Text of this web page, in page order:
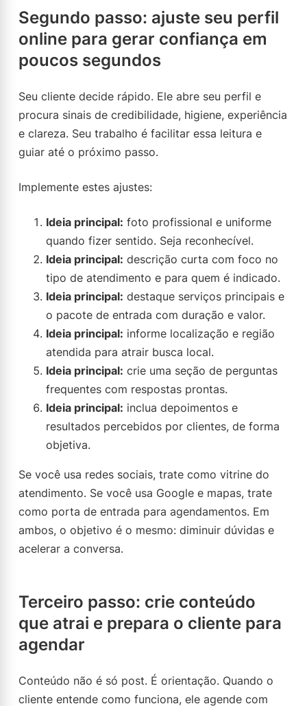
Segundo passo: ajuste seu perfil
online para gerar confiança em
poucos segundos
Seu cliente decide rápido. Ele abre seu perfil e
procura sinais de credibilidade, higiene, experiência
e clareza. Seu trabalho é facilitar essa leitura e
guiar até o próximo passo.
Implemente estes ajustes:
Ideia principal: foto profissional e uniforme
quando fizer sentido. Seja reconhecível.
Ideia principal: descrição curta com foco no
tipo de atendimento e para quem é indicado.
Ideia principal: destaque serviços principais e
o pacote de entrada com duração e valor.
Ideia principal: informe localização e região
atendida para atrair busca local.
Ideia principal: crie uma seção de perguntas
frequentes com respostas prontas.
Ideia principal: inclua depoimentos e
resultados percebidos por clientes, de forma
objetiva.
Se você usa redes sociais, trate como vitrine do
atendimento. Se você usa Google e mapas, trate
como porta de entrada para agendamentos. Em
ambos, o objetivo é o mesmo: diminuir dúvidas e
acelerar a conversa.
Terceiro passo: crie conteúdo
que atrai e prepara o cliente para
agendar
Conteúdo não é só post. É orientação. Quando o
cliente entende como funciona, ele agende com